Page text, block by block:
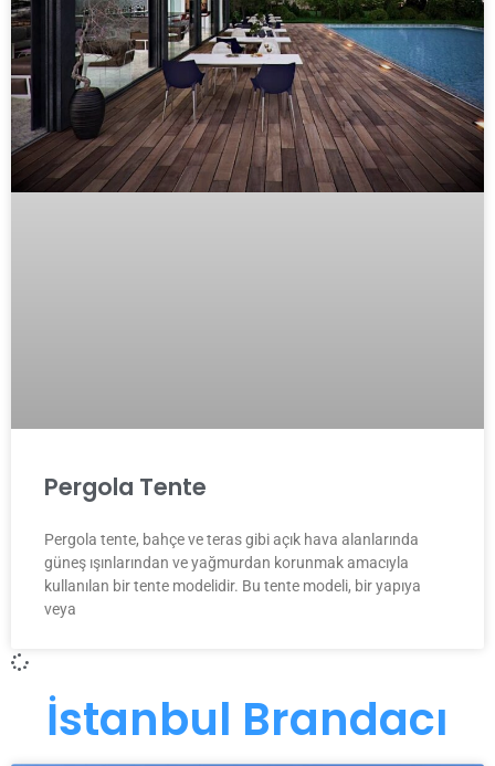
Pergola Tente
Pergola tente, bahçe ve teras gibi açık hava alanlarında
güneş ışınlarından ve yağmurdan korunmak amacıyla
kullanılan bir tente modelidir. Bu tente modeli, bir yapıya
veya
İstanbul Brandacı